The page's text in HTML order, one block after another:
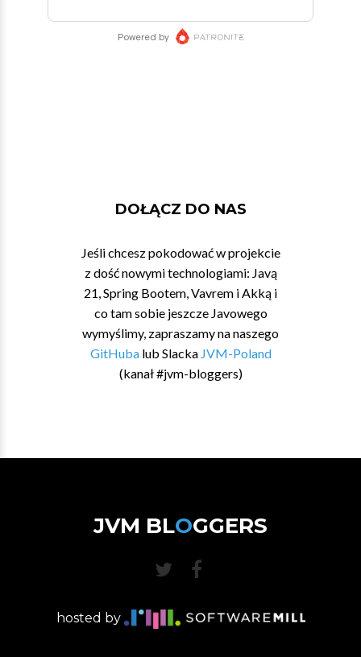
DOŁĄCZ DO NAS
Jeśli chcesz pokodować w projekcie
z dość nowymi technologiami: Javą
21, Spring Bootem, Vavrem i Akką i
co tam sobie jeszcze Javowego
wymyślimy, zapraszamy na naszego
GitHubalub Slacka JVM-Poland
(kanał #jvm-bloggers)
JVM BLOGGERS
hosted by